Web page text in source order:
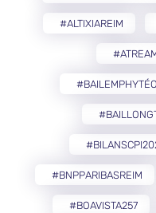
#ALTIXIAREIM
#BNPPARIBASREIM
#BOAVISTA257